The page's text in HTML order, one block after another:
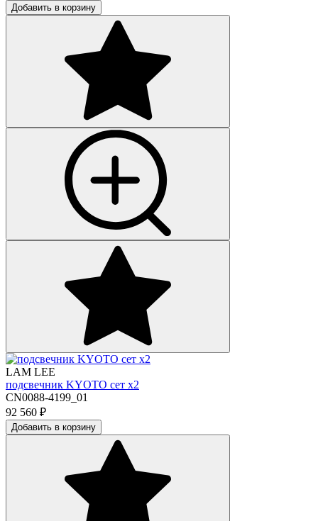
Добавить в корзину
LAM LEE
подсвечник KYOTO сет х2
CN0088-4199_01
92 560 ₽
Добавить в корзину